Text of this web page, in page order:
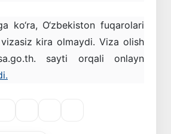
ko‘ra, O‘zbekiston fuqarolari
kira olmaydi. Viza olish
sayti orqali onlayn